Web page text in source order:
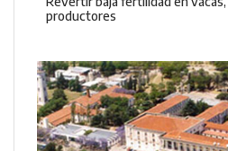
productores